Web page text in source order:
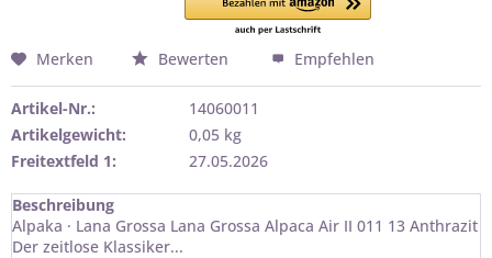
Merken Bewerten Empfehlen
Artikel-Nr.:
14060011
Artikelgewicht:
0,05 kg
Freitextfeld 1:
27.05.2026
Beschreibung
Alpaka · Lana Grossa Lana Grossa Alpaca Air II 011 13 Anthrazit
Der zeitlose Klassiker...